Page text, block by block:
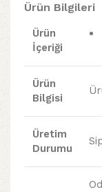
Ürün Bilgileri
Ürün
İçeriği
Ürün
Bilgisi
Üretim
Durumu